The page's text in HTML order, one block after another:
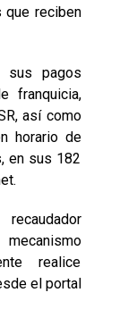
que reciben
sus pagos
franquicia,
así como
horario de
en sus 182
realice
el portal